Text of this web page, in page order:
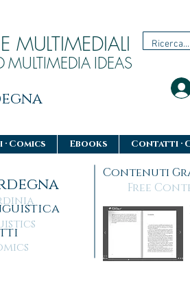
MULTIMEDIALI
MULTIMEDIA IDEAS
Comics Ebooks Contatti ·
Contenuti
Free